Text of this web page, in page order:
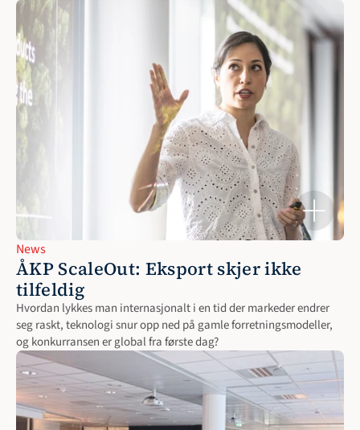
News
ÅKP ScaleOut: Eksport skjer ikke
tilfeldig
Hvordan lykkes man internasjonalt i en tid der markeder endrer
seg raskt, teknologi snur opp ned på gamle forretningsmodeller,
og konkurransen er global fra første dag?